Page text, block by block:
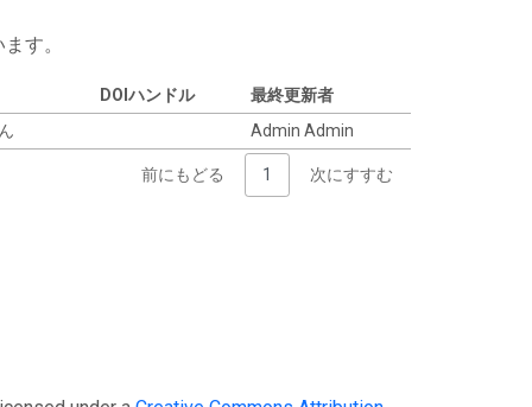
す。
DOIハンドル
最終更新者
Admin Admin
前にもどる 1 次にすすむ